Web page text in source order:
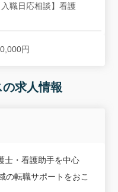
入職日応相談】看護
円
求人情報
士・看護助手を中心
の転職サポートをおこ